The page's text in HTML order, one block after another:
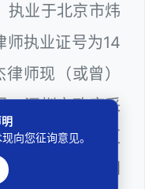
执业于北京市炜
师执业证号为14
师现（或曾）
、深圳市政府采
担任深圳市某区
络安全员、网
向您征询意见。